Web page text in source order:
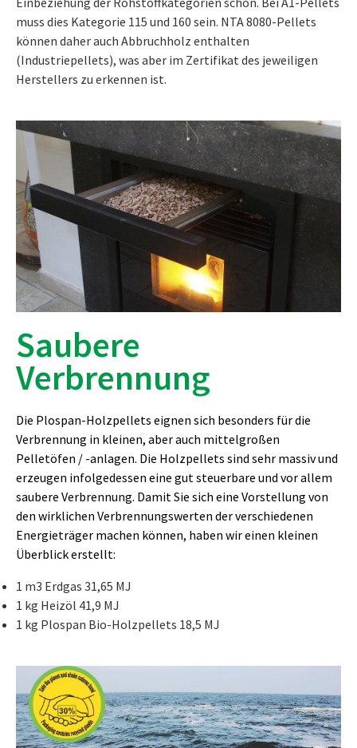
muss dies Kategorie 115 und 160 sein. NTA 8080-Pellets
können daher auch Abbruchholz enthalten
(Industriepellets), was aber im Zertifikat des jeweiligen
Herstellers zu erkennen ist.
Saubere
Verbrennung
Die Plospan-Holzpellets eignen sich besonders für die
Verbrennung in kleinen, aber auch mittelgroßen
Pelletöfen / -anlagen. Die Holzpellets sind sehr massiv und
erzeugen infolgedessen eine gut steuerbare und vor allem
saubere Verbrennung. Damit Sie sich eine Vorstellung von
den wirklichen Verbrennungswerten der verschiedenen
Energieträger machen können, haben wir einen kleinen
Überblick erstellt:
1 m3 Erdgas 31,65 MJ
1 kg Heizöl 41,9 MJ
1 kg Plospan Bio-Holzpellets 18,5 MJ